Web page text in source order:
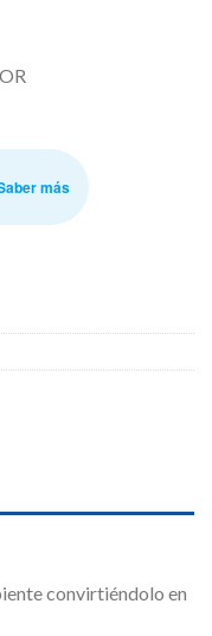
más
convirtiéndolo en